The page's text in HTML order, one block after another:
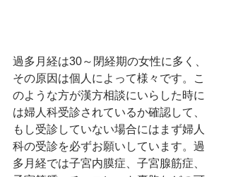
過多月経は30～閉経期の女性に多く、
その原因は個人によって様々です。こ
のような方が漢方相談にいらした時に
は婦人科受診されているか確認して、
もし受診していない場合にはまず婦人
科の受診を必ずお願いしています。過
多月経では子宮内膜症、子宮腺筋症、